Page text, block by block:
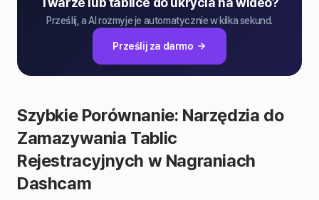
Prześlij, a AI rozmyje je automatycznie w kilka sekund.
Prześlij za darmo
Szybkie Porównanie: Narzędzia do
Zamazywania Tablic
Rejestracyjnych w Nagraniach
Dashcam